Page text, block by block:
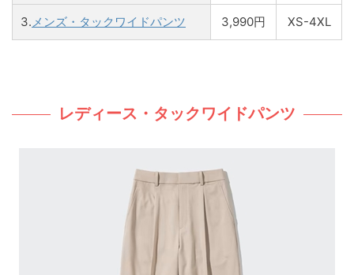
3.メンズ・タックワイドパンツ 3,990円 XS-4XL
レディース・タックワイドパンツ